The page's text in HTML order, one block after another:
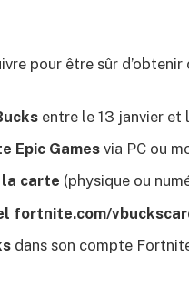
pour être sûr
entre le 13 janvier et
Epic Games via PC ou
la carte (physique ou
fortnite.com/
dans son compte